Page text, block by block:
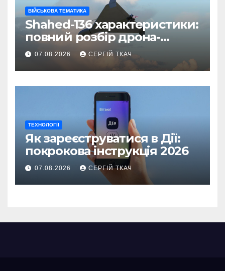
ВІЙСЬКОВА ТЕМАТИКА
Shahed-136 характеристики:
повний розбір дрона-
камікадзе
07.08.2026 СЕРГІЙ ТКАЧ
ТЕХНОЛОГІЇ
Як зареєструватися в Дії:
покрокова інструкція 2026
07.08.2026 СЕРГІЙ ТКАЧ